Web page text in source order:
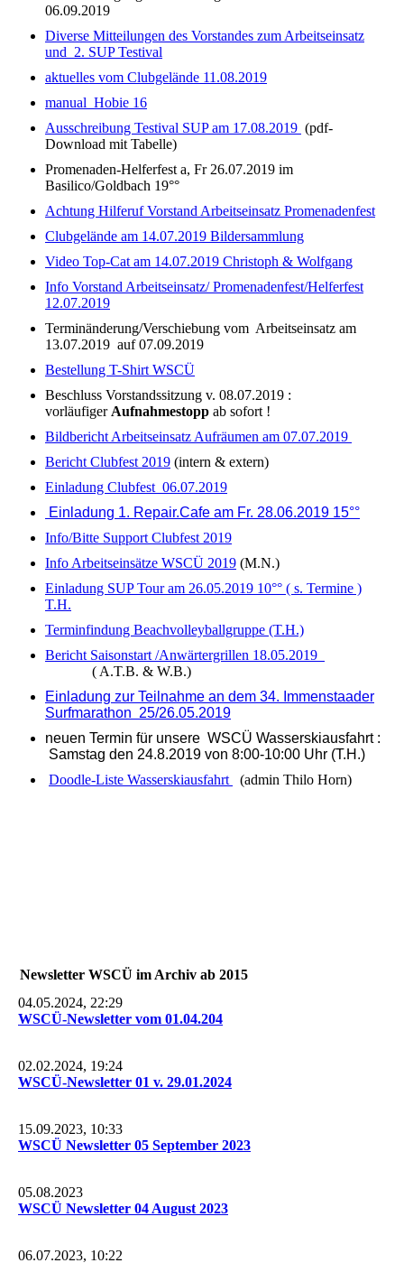
06.09.2019
Diverse Mitteilungen des Vorstandes zum Arbeitseinsatz
und 2. SUP Testival
aktuelles vom Clubgelände 11.08.2019
manual Hobie 16
Ausschreibung Testival SUP am 17.08.2019 (pdf-
Download mit Tabelle)
Promenaden-Helferfest a, Fr 26.07.2019 im
Basilico/Goldbach 19°°
Achtung Hilferuf Vorstand Arbeitseinsatz Promenadenfest
Clubgelände am 14.07.2019 Bildersammlung
Video Top-Cat am 14.07.2019 Christoph & Wolfgang
Info Vorstand Arbeitseinsatz/ Promenadenfest/Helferfest
12.07.2019
Terminänderung/Verschiebung vom Arbeitseinsatz am
13.07.2019 auf 07.09.2019
Bestellung T-Shirt WSCÜ
Beschluss Vorstandssitzung v. 08.07.2019 :
vorläufiger Aufnahmestopp ab sofort !
Bildbericht Arbeitseinsatz Aufräumen am 07.07.2019
Bericht Clubfest 2019 (intern & extern)
Einladung Clubfest 06.07.2019
Einladung 1. Repair.Cafe am Fr. 28.06.2019 15°°
Info/Bitte Support Clubfest 2019
Info Arbeitseinsätze WSCÜ 2019 (M.N.)
Einladung SUP Tour am 26.05.2019 10°° ( s. Termine )
T.H.
Terminfindung Beachvolleyballgruppe (T.H.)
Bericht Saisonstart /Anwärtergrillen 18.05.2019
( A.T.B. & W.B.)
Einladung zur Teilnahme an dem 34. Immenstaader
Surfmarathon 25/26.05.2019
neuen Termin für unsere WSCÜ Wasserskiausfahrt :
Samstag den 24.8.2019 von 8:00-10:00 Uhr (T.H.)
Doodle-Liste Wasserskiausfahrt
(admin Thilo Horn)
Newsletter WSCÜ im Archiv ab 2015
04.05.2024, 22:29
WSCÜ-Newsletter vom 01.04.204
02.02.2024, 19:24
WSCÜ-Newsletter 01 v. 29.01.2024
15.09.2023, 10:33
WSCÜ Newsletter 05 September 2023
05.08.2023
WSCÜ Newsletter 04 August 2023
06.07.2023, 10:22